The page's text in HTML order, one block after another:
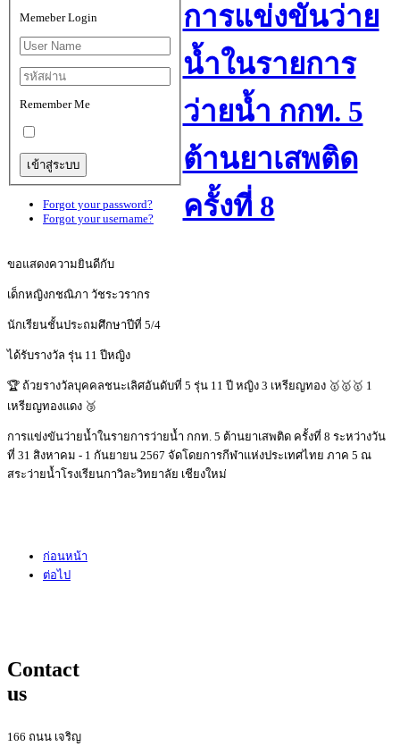
Memeber Login
Remember Me
Forgot your password?
Forgot your username?
การแข่งขันว่าย
น้ำในรายการ
ว่ายน้ำ กกท. 5
ต้านยาเสพติด
ครั้งที่ 8
ขอแสดงความยินดีกับ
เด็กหญิงกชณิภา วัชระวรากร
นักเรียนชั้นประถมศึกษาปีที่ 5/4
ได้รับรางวัล รุ่น 11 ปีหญิง
🏆 ถ้วยรางวัลบุคคลชนะเลิศอันดับที่ 5 รุ่น 11 ปี หญิง 3 เหรียญทอง 🥇🥇🥇 1
เหรียญทองแดง 🥉
การแข่งขันว่ายน้ำในรายการว่ายน้ำ กกท. 5 ต้านยาเสพติด ครั้งที่ 8 ระหว่างวัน
ที่ 31 สิงหาคม - 1 กันยายน 2567 จัดโดยการกีฬาแห่งประเทศไทย ภาค 5 ณ
สระว่ายน้ำโรงเรียนกาวิละวิทยาลัย เชียงใหม่
ก่อนหน้า
ต่อไป
Contact
us
166 ถนน เจริญ